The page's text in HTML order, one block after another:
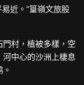
近。”篁嶺文旅股
村，植被多樣，空
中心的沙洲上棲息